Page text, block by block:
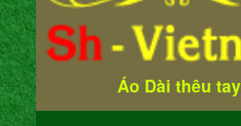
Áo Dài thêu tay